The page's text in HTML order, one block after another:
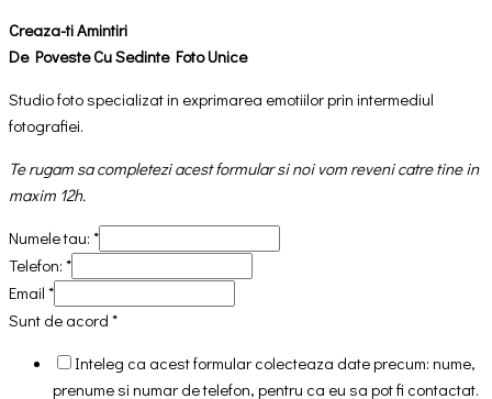
Creaza-ti Amintiri
De Poveste Cu Sedinte Foto Unice
Studio foto specializat in exprimarea emotiilor prin intermediul
fotografiei.
Te rugam sa completezi acest formular si noi vom reveni catre tine in
maxim 12h.
Numele tau: *
Telefon: *
Email *
Sunt de acord *
Inteleg ca acest formular colecteaza date precum: nume,
prenume si numar de telefon, pentru ca eu sa pot fi contactat.